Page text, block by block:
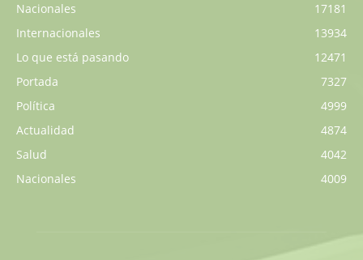
Nacionales
17181
Internacionales
13934
Lo que está pasando
12471
Portada
7327
Política
4999
Actualidad
4874
Salud
4042
Nacionales
4009